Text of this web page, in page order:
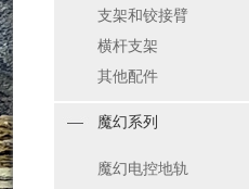
支架和铰接臂
横杆支架
其他配件
魔幻系列
魔幻电控地轨